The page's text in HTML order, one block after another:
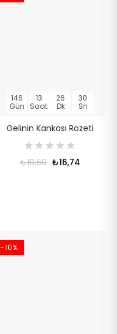
146
Gün
13
Saat
26
Dk
30
Sn
Gelinin Kankası Rozeti
₺18,60 ₺16,74
-10%